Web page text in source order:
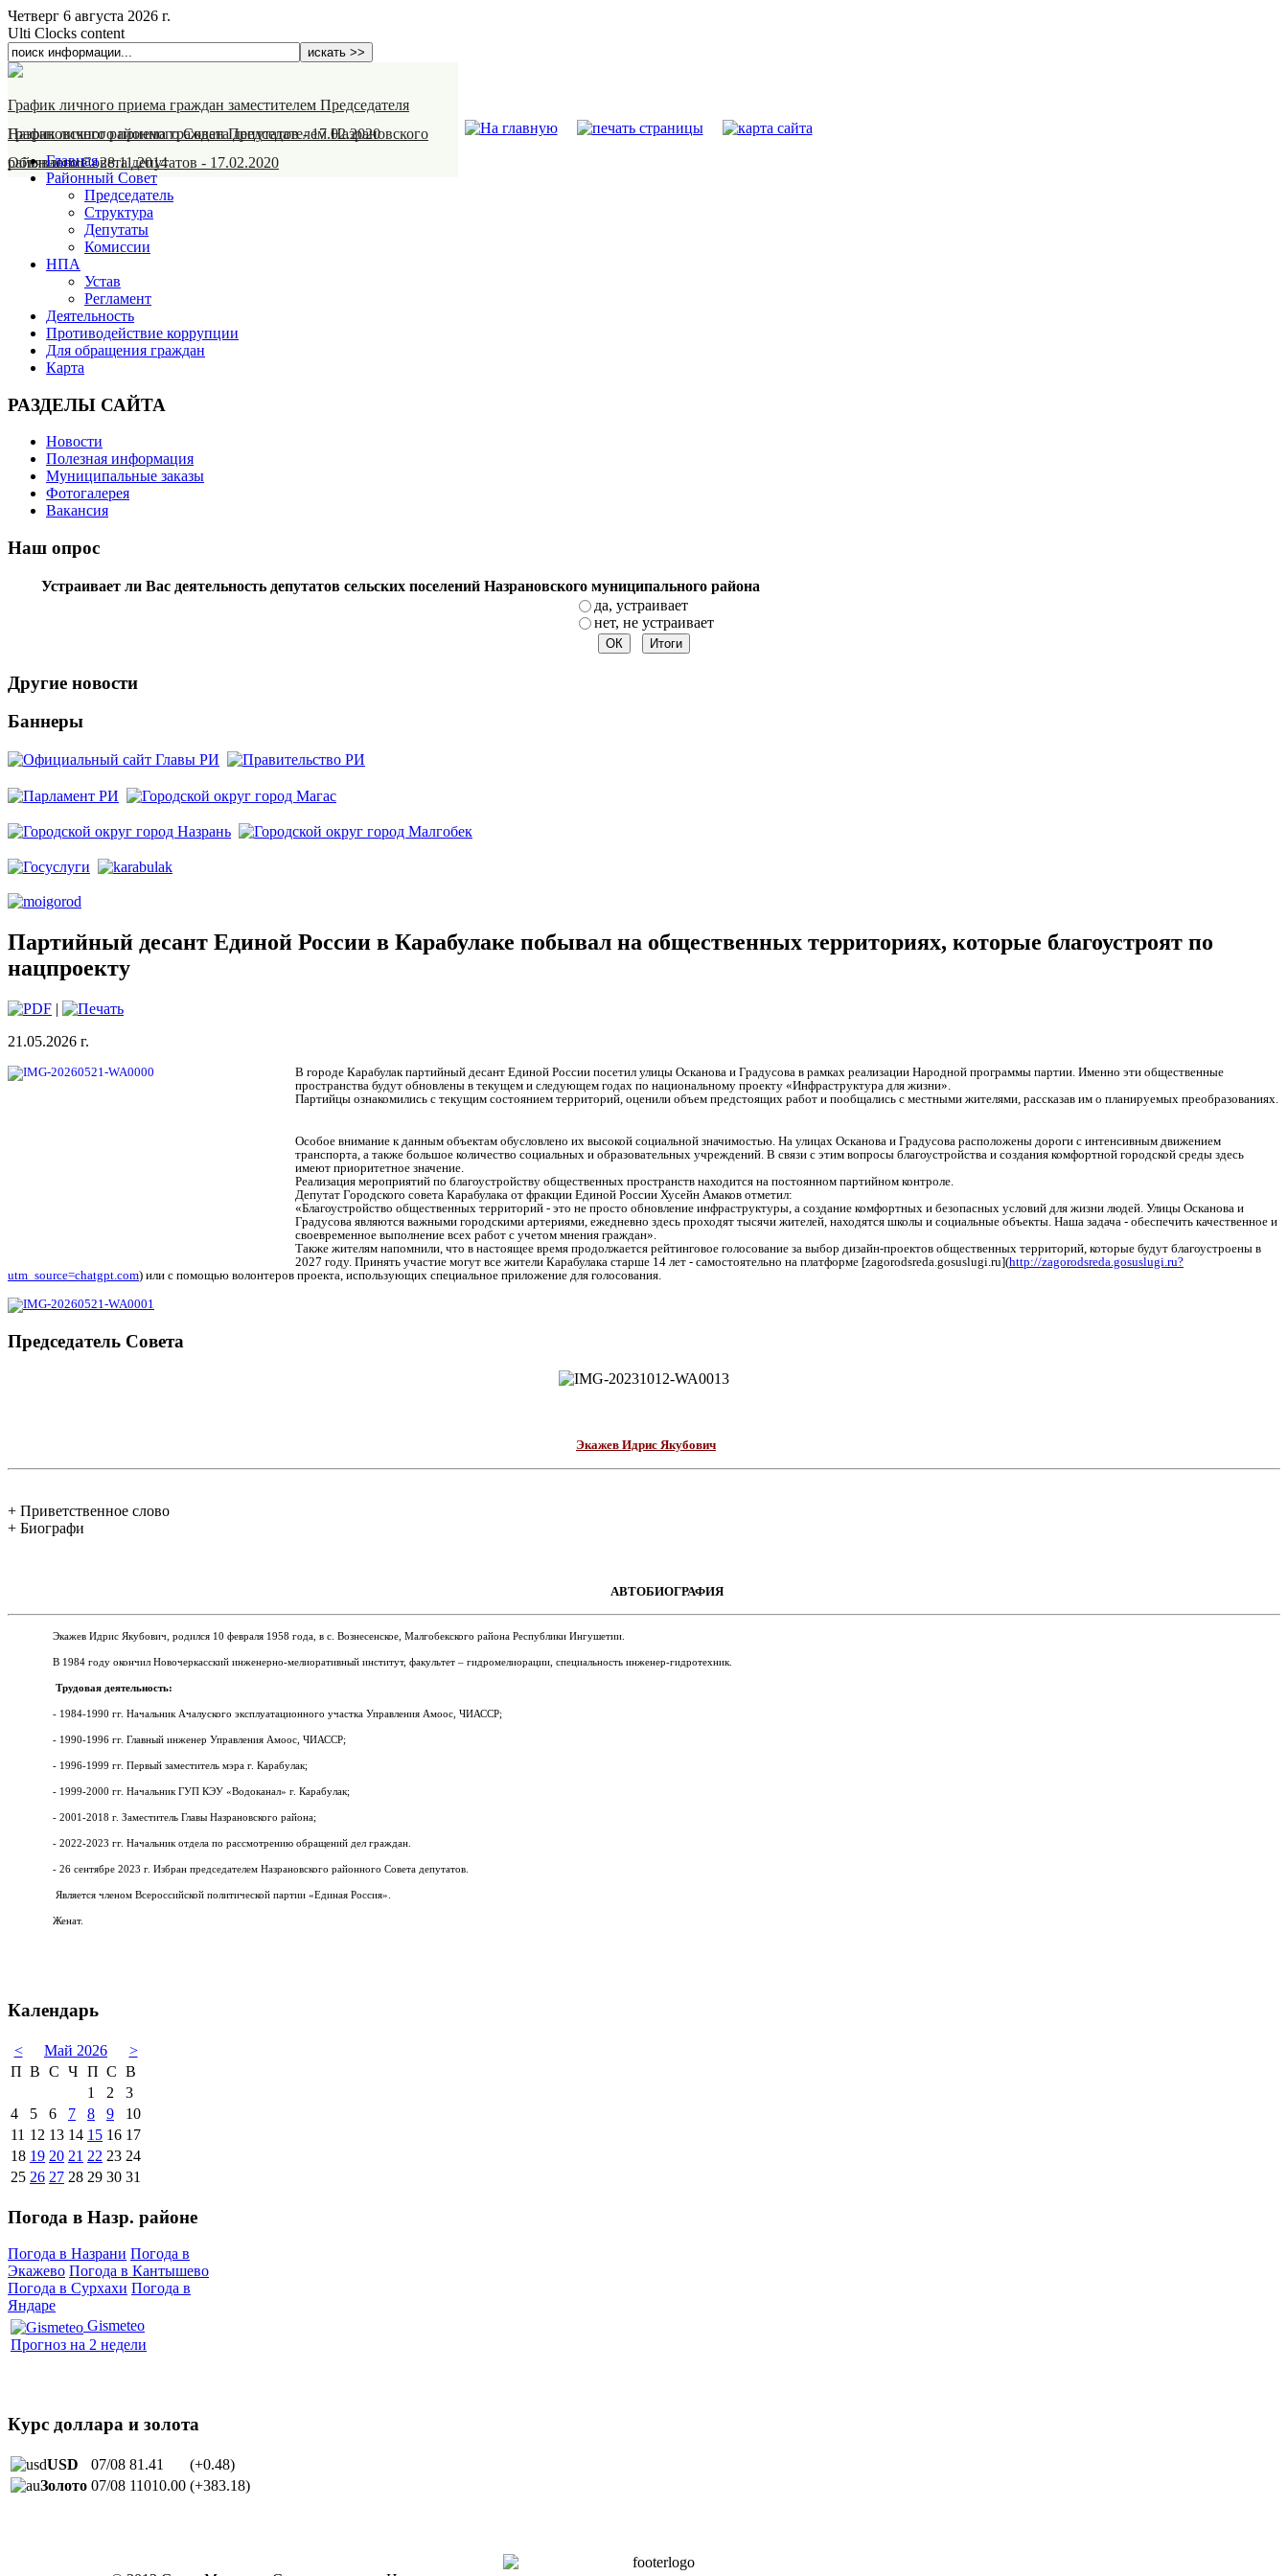
Четверг 6 августа 2026 г.
Ulti Clocks content
График личного приема граждан заместителем Председателя
Назрановского районного Совета депутатов-17.02.2020
График личного приема граждан Председателем Назрановского
районного Совета депутатов - 17.02.2020
Объявление-28.11.2014
Главная
Районный Совет
Председатель
Структура
Депутаты
Комиссии
НПА
Устав
Регламент
Деятельность
Противодействие коррупции
Для обращения граждан
Карта
РАЗДЕЛЫ САЙТА
Новости
Полезная информация
Муниципальные заказы
Фотогалерея
Вакансия
Наш опрос
Устраивает ли Вас деятельность депутатов сельских поселений Назрановского муниципального района
да, устраивает
нет, не устраивает
Другие новости
Баннеры
Партийный десант Единой России в Карабулаке побывал на общественных территориях, которые благоустроят по
нацпроекту
|
21.05.2026 г.
В городе Карабулак партийный десант Единой России посетил улицы Осканова и Градусова в рамках реализации Народной программы партии. Именно эти общественные
пространства будут обновлены в текущем и следующем годах по национальному проекту «Инфраструктура для жизни».
Партийцы ознакомились с текущим состоянием территорий, оценили объем предстоящих работ и пообщались с местными жителями, рассказав им о планируемых преобразованиях.
Особое внимание к данным объектам обусловлено их высокой социальной значимостью. На улицах Осканова и Градусова расположены дороги с интенсивным движением
транспорта, а также большое количество социальных и образовательных учреждений. В связи с этим вопросы благоустройства и создания комфортной городской среды здесь
имеют приоритетное значение.
Реализация мероприятий по благоустройству общественных пространств находится на постоянном партийном контроле.
Депутат Городского совета Карабулака от фракции Единой России Хусейн Амаков отметил:
«Благоустройство общественных территорий - это не просто обновление инфраструктуры, а создание комфортных и безопасных условий для жизни людей. Улицы Осканова и
Градусова являются важными городскими артериями, ежедневно здесь проходят тысячи жителей, находятся школы и социальные объекты. Наша задача - обеспечить качественное и
своевременное выполнение всех работ с учетом мнения граждан».
Также жителям напомнили, что в настоящее время продолжается рейтинговое голосование за выбор дизайн-проектов общественных территорий, которые будут благоустроены в
2027 году. Принять участие могут все жители Карабулака старше 14 лет - самостоятельно на платформе [zagorodsreda.gosuslugi.ru](http://zagorodsreda.gosuslugi.ru?
utm_source=chatgpt.com) или с помощью волонтеров проекта, использующих специальное приложение для голосования.
Председатель Совета
Экажев Идрис Якубович
+ Приветственное слово
+ Биографи
АВТОБИОГРАФИЯ
Экажев Идрис Якубович, родился 10 февраля 1958 года, в с.Вознесенское, Малгобекского района Республики Ингушетии.
В 1984 году окончил Новочеркасский инженерно-мелиоративный институт, факультет – гидромелиорации, специальность инженер-гидротехник.
Трудовая деятельность:
- 1984-1990 гг. Начальник Ачалуского эксплуатационного участка Управления Амоос, ЧИАССР;
- 1990-1996 гг. Главный инженер Управления Амоос, ЧИАССР;
- 1996-1999 гг. Первый заместитель мэра г. Карабулак;
- 1999-2000 гг. Начальник ГУП КЭУ «Водоканал» г. Карабулак;
- 2001-2018 г. Заместитель Главы Назрановского района;
- 2022-2023 гг. Начальник отдела по рассмотрению обращений дел граждан.
- 26 сентябре 2023 г. Избран председателем Назрановского районного Совета депутатов.
Является членом Всероссийской политической партии «Единая Россия».
Женат.
Календарь
< Май 2026
>
П В С Ч П С В
1
2
3
4
5 6 7 8 9
10
11 12 13 14 15 16 17
18 19 20 21 22 23 24
25 26 27 28 29 30 31
Погода в Назр. районе
Погода в Назрани Погода в
Экажево Погода в Кантышево
Погода в Сурхахи Погода в
Яндаре
Gismeteo
Прогноз на 2 недели
Курс доллара и золота
USD 07/08 81.41
(+0.48)
Золото 07/08 11010.00 (+383.18)